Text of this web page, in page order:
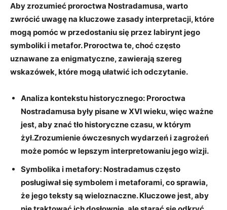
Aby zrozumieć‍ proroctwa Nostradamusa,⁤ warto
zwrócić uwagę na kluczowe⁢ zasady ⁣interpretacji,⁣ które ​
mogą ⁤pomóc w przedostaniu się‌ przez⁣ labirynt ⁤jego ​
symboliki ⁣i metafor. Proroctwa te, choć często
uznawane za enigmatyczne, zawierają szereg
wskazówek,⁢ które mogą ułatwić ​ich odczytanie.
Analiza kontekstu‌ historycznego: Proroctwa
Nostradamusa⁢ były‍ pisane⁢ w ​XVI‍ wieku, więc ważne
‌jest, aby znać ⁤tło historyczne czasu, w którym
⁣żył.Zrozumienie ówczesnych wydarzeń i zagrożeń
może pomóc w lepszym⁢ interpretowaniu jego wizji.
Symbolika i metafory: Nostradamus często​
posługiwał ⁤się symbolem i ⁤metaforami, co‍ sprawia,
‌że ​jego teksty są wieloznaczne. ⁤Kluczowe jest, aby